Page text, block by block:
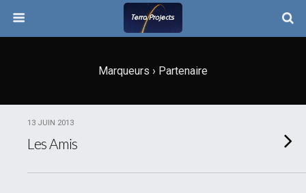
Marqueurs › Partenaire
13 JUIN 2013
Les Amis